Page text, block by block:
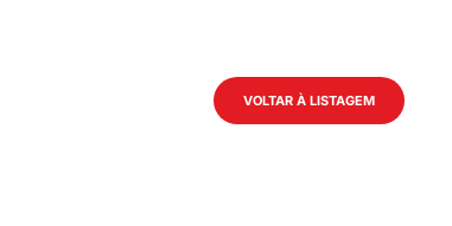
VOLTAR À LISTAGEM